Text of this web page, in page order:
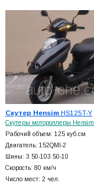
Скутер HensimHS125T-Y
Скутеры мотороллеры Hensim
Рабочий объем: 125 куб.см
Двигатель: 152QMI-2
Шины: 3.50-103.50-10
Скорость: 80 км/ч
Число мест: 2 чел.